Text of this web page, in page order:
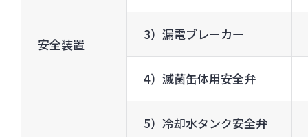
安全装置
3）漏電ブレーカー
4）滅菌缶体用安全弁
5）冷却水タンク安全弁